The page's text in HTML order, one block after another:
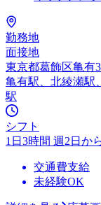
勤務地
面接地
東京都葛飾区亀有
亀有駅、北綾瀬駅
駅
シフト
1日3時間 週2日か
交通費支給
未経験OK